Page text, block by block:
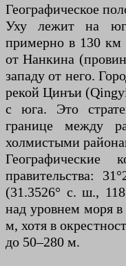
Географическое
Уху лежит на
примерно в 130
от Нанкина
западу от него.
рекой Цинъи
с юга. Это
границе между
холмистыми
Географические
правительства:
(31.3526° с. ш.,
над уровнем моря
м, хотя в
до 50–280 м.